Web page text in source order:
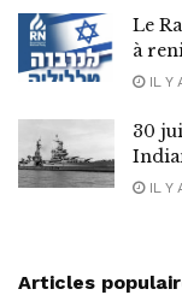
Le
à
IL Y
30
IL Y
Articles